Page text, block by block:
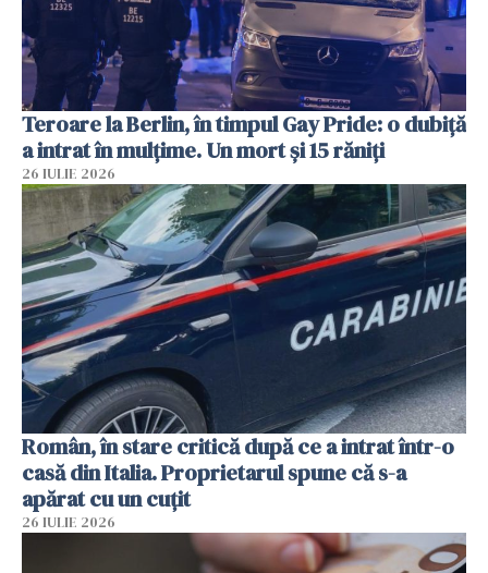
Teroare la Berlin, în timpul Gay Pride: o dubiță
a intrat în mulțime. Un mort și 15 răniți
26 IULIE 2026
Român, în stare critică după ce a intrat într-o
casă din Italia. Proprietarul spune că s-a
apărat cu un cuțit
26 IULIE 2026